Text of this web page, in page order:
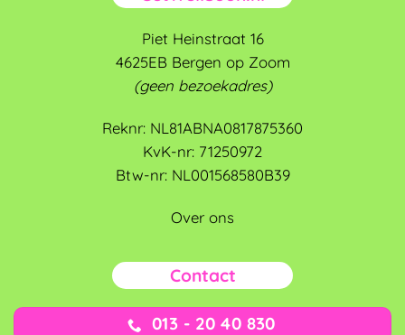
Piet Heinstraat 16
4625EB Bergen op Zoom
(geen bezoekadres)
Reknr: NL81ABNA0817875360
KvK-nr: 71250972
Btw-nr: NL001568580B39
Over ons
Contact
013 - 20 40 830